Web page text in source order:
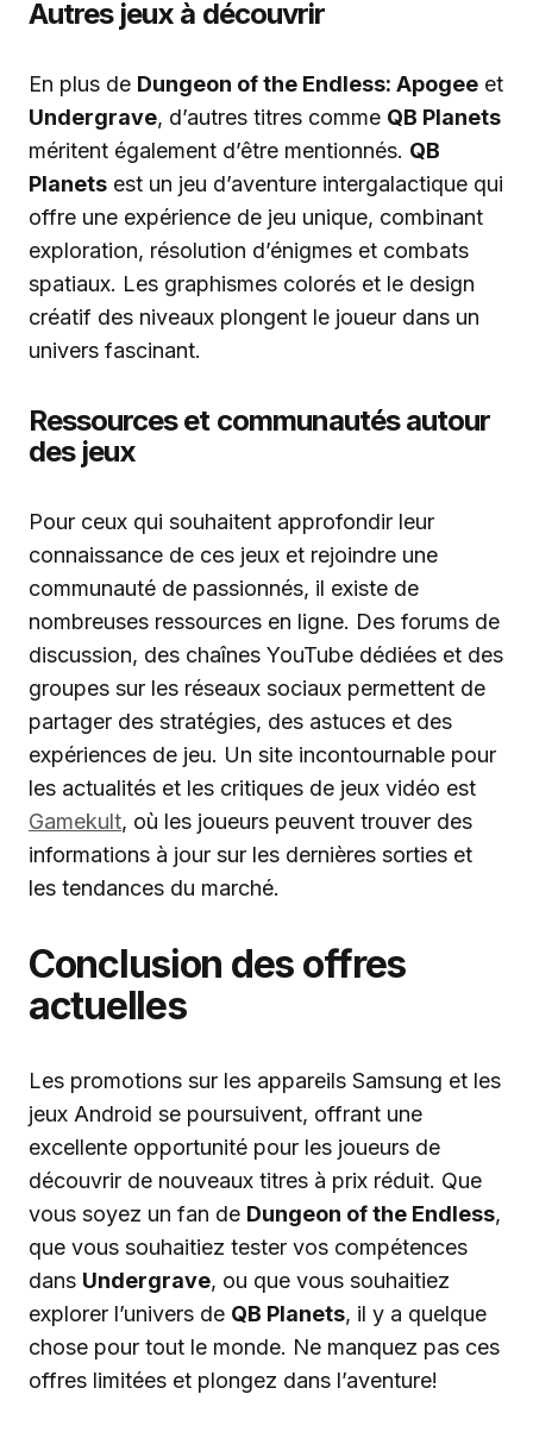
Autres jeux à découvrir
En plus de Dungeon of the Endless: Apogee et
Undergrave, d’autres titres comme QB Planets
méritent également d’être mentionnés. QB
Planets est un jeu d’aventure intergalactique qui
offre une expérience de jeu unique, combinant
exploration, résolution d’énigmes et combats
spatiaux. Les graphismes colorés et le design
créatif des niveaux plongent le joueur dans un
univers fascinant.
Ressources et communautés autour
des jeux
Pour ceux qui souhaitent approfondir leur
connaissance de ces jeux et rejoindre une
communauté de passionnés, il existe de
nombreuses ressources en ligne. Des forums de
discussion, des chaînes YouTube dédiées et des
groupes sur les réseaux sociaux permettent de
partager des stratégies, des astuces et des
expériences de jeu. Un site incontournable pour
les actualités et les critiques de jeux vidéo est
Gamekult, où les joueurs peuvent trouver des
informations à jour sur les dernières sorties et
les tendances du marché.
Conclusion des offres
actuelles
Les promotions sur les appareils Samsung et les
jeux Android se poursuivent, offrant une
excellente opportunité pour les joueurs de
découvrir de nouveaux titres à prix réduit. Que
vous soyez un fan de Dungeon of the Endless,
que vous souhaitiez tester vos compétences
dans Undergrave, ou que vous souhaitiez
explorer l’univers de QB Planets, il y a quelque
chose pour tout le monde. Ne manquez pas ces
offres limitées et plongez dans l’aventure!